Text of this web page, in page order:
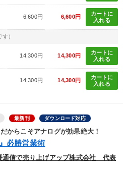
」＋「不動産市況予測」＋「市場
ーダーの考え方と戦略を学ぶ
サルタント 専門家
6,600円 6,600円
カートに
入れる
）
14,300円 14,300円
カートに
入れる
14,300円 14,300円
カートに
入れる
最新刊 ダウンロード対応
からこそアナログが効果絶大！
必勝営業術
信で売り上げアップ株式会社 代表